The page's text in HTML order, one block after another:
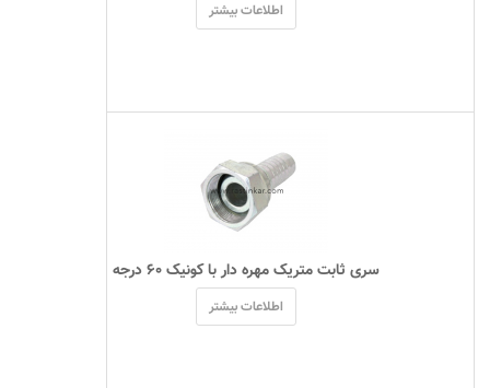
اطلاعات بیشتر
سری ثابت متریک مهره دار با کونیک ۶۰ درجه
اطلاعات بیشتر